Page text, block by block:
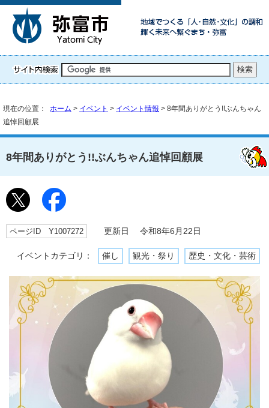
現在の位置： ホーム > イベント > イベント情報 > 8年間ありがとう!!ぶんちゃん
追悼回顧展
8年間ありがとう!!ぶんちゃん追悼回顧展
ページID Y1007272 更新日 令和8年6月22日
イベントカテゴリ： 催し 観光・祭り 歴史・文化・芸術